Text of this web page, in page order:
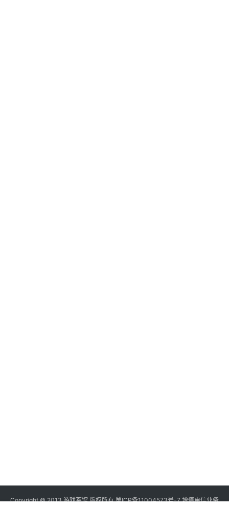
Copyright © 2013 游戏茶馆 版权所有蜀ICP备11004573号-7增值电信业务